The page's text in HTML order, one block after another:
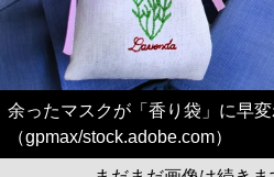
余ったマスクが「香り袋」に早
（gpmax/stock.adobe.com）